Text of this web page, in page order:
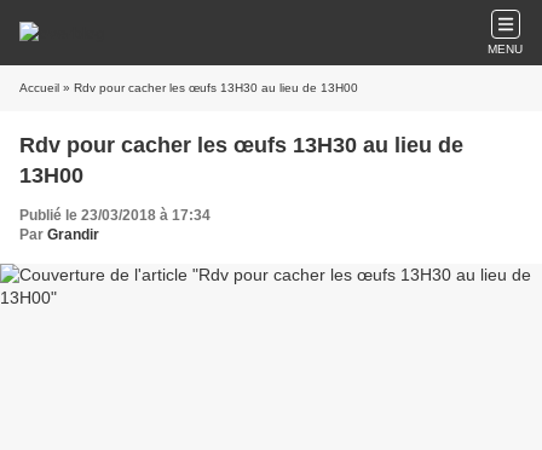
MENU
Accueil » Rdv pour cacher les œufs 13H30 au lieu de 13H00
Rdv pour cacher les œufs 13H30 au lieu de
13H00
Publié le 23/03/2018 à 17:34
Par Grandir